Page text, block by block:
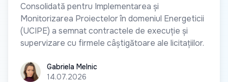
Consolidată pentru Implementarea și
Monitorizarea Proiectelor în domeniul Energeticii
(UCIPE) a semnat contractele de execuție și
supervizare cu firmele câștigătoare ale licitațiilor.
Gabriela Melnic
Gabriela Melnic
14.07.2026